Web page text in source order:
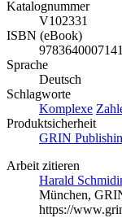
Katalognummer
V102331
ISBN (eBook)
9783640007141
Sprache
Deutsch
Schlagworte
Komplexe
Produktsicherheit
GRIN
Arbeit zitieren
Harald
München,
https://